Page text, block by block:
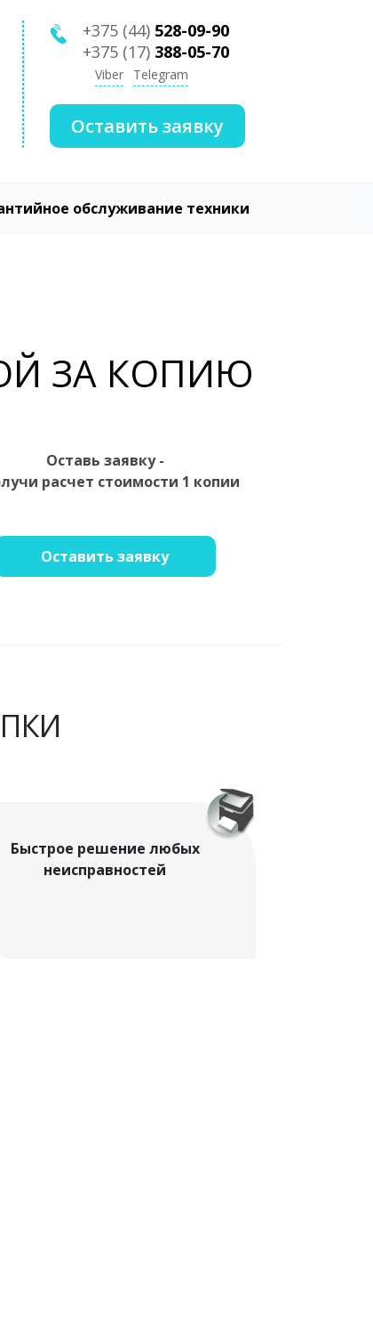
+375 (44) 528-09-90
+375 (17) 388-05-70
Viber Telegram
Оставить заявку
обслуживание техники
ЗА КОПИЮ
Оставь заявку -
расчет стоимости 1 копии
Оставить заявку
Быстрое решение любых
неисправностей